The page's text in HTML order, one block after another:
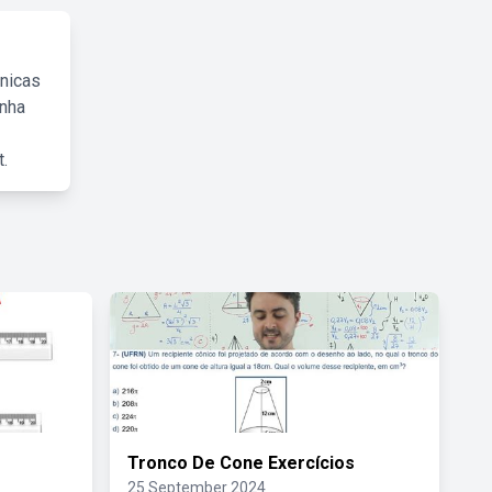
Tronco De Cone Exercícios
25 September 2024